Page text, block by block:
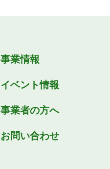
事業情報
イベント情報
事業者の方へ
お問い合わせ